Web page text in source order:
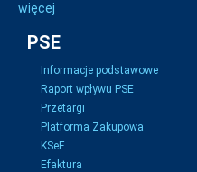
więcej
PSE
Informacje podstawowe
Raport wpływu PSE
Przetargi
Platforma Zakupowa
KSeF
Efaktura